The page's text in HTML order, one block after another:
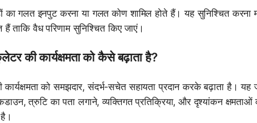
गलत इनपुट करना या गलत कोण शामिल होते हैं। यह सुनिश्चित करना
वैध परिणाम सुनिश्चित किए जाएं।
की कार्यक्षमता को कैसे बढ़ाता है?
को समझदार, संदर्भ-सचेत सहायता प्रदान करके बढ़ाता है।
त्रुटि का पता लगाने, व्यक्तिगत प्रतिक्रिया, और दृश्यांकन